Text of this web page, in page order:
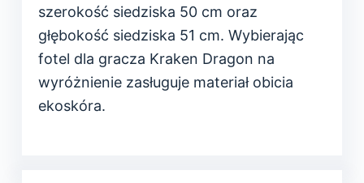
szerokość siedziska 50 cm oraz
głębokość siedziska 51 cm. Wybierając
fotel dla gracza Kraken Dragon na
wyróżnienie zasługuje materiał obicia
ekoskóra.